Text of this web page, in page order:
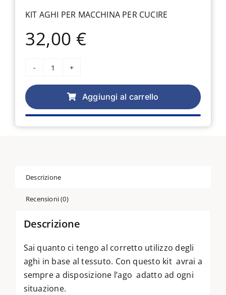
KIT AGHI PER MACCHINA PER CUCIRE
32,00€
KIT
AGHI
PER
CUCIRE
Aggiungi al carrello
Descrizione
Recensioni (0)
Descrizione
Sai quanto ci tengo al corretto utilizzo degli
aghi in base al tessuto. Con questo kit avrai a
sempre a disposizione l’ago adatto ad ogni
situazione.